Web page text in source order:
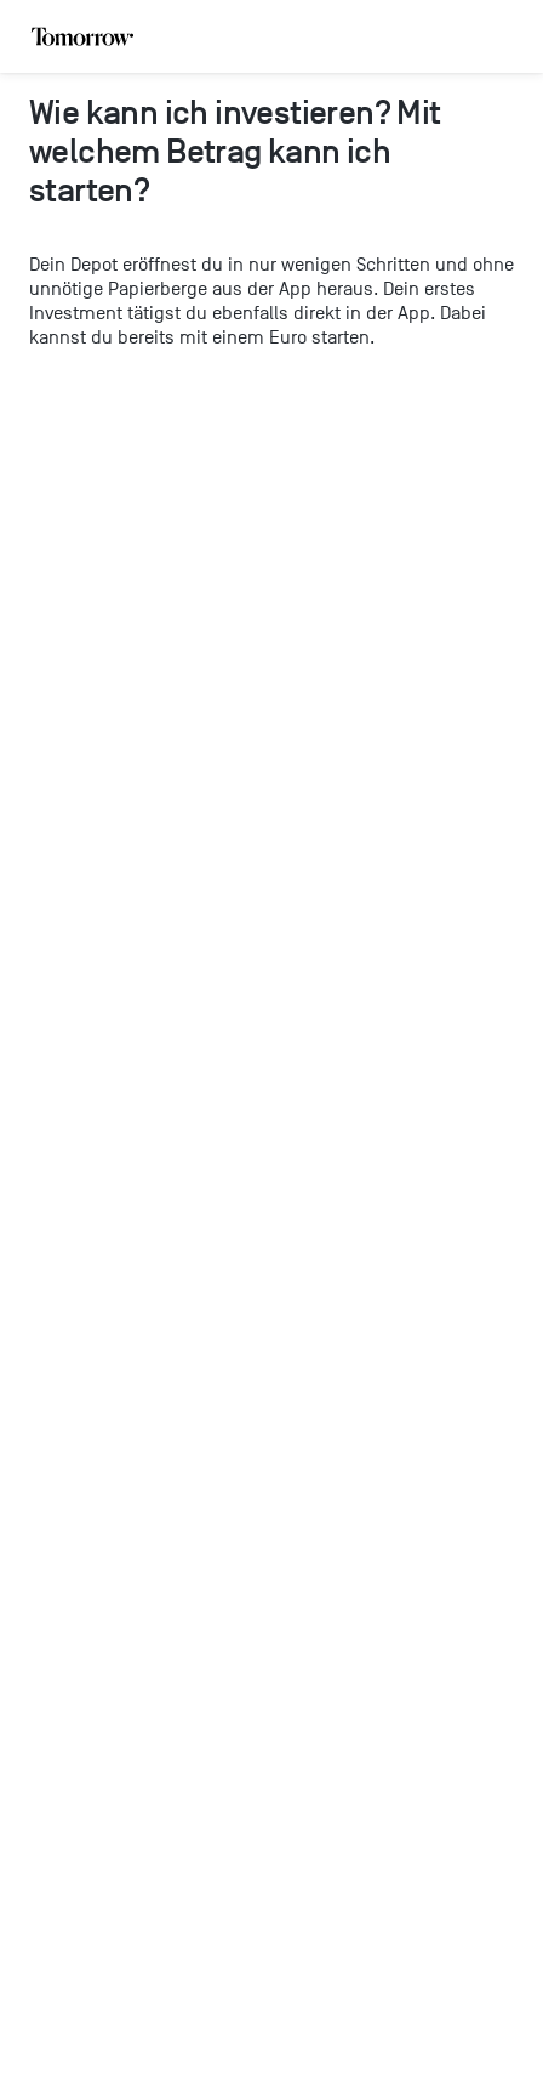
Wie kann ich investieren? Mit
welchem Betrag kann ich
starten?
Dein Depot eröffnest du in nur wenigen Schritten und ohne
unnötige Papierberge aus der App heraus. Dein erstes
Investment tätigst du ebenfalls direkt in der App. Dabei
kannst du bereits mit einem Euro starten.